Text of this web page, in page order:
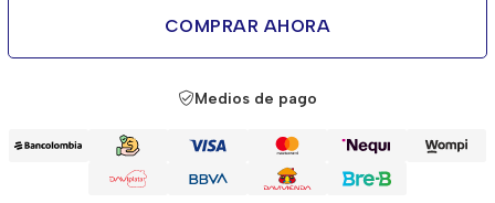
COMPRAR AHORA
Medios de pago